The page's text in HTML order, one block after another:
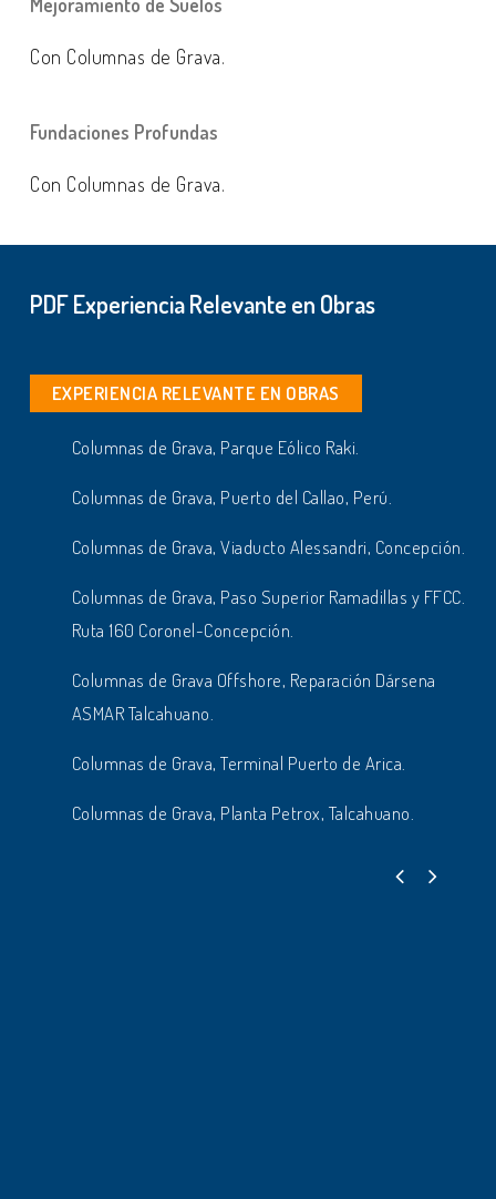
Con Columnas de Grava.
Fundaciones Profundas
Con Columnas de Grava.
PDF Experiencia Relevante en Obras
EXPERIENCIA RELEVANTE EN OBRAS
Columnas de Grava, Parque Eólico Raki.
Columnas de Grava, Puerto del Callao, Perú.
Columnas de Grava, Viaducto Alessandri, Concepción.
Columnas de Grava, Paso Superior Ramadillas y FFCC.
Ruta 160 Coronel-Concepción.
Columnas de Grava Offshore, Reparación Dársena
ASMAR Talcahuano.
Columnas de Grava, Terminal Puerto de Arica.
Columnas de Grava, Planta Petrox, Talcahuano.